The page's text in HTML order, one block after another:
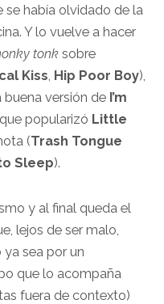
se había olvidado de la
Y lo vuelve a hacer
tonk sobre
Kiss Hip Poor Boy),
versión de I’m
popularizó Little
(Trash Tongue
Sleep).
y al final queda el
lejos de ser malo,
ya sea por un
que lo acompaña
fuera de contexto)